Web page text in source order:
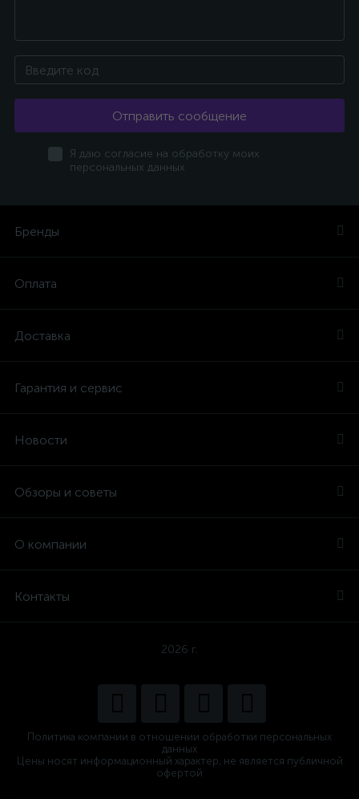
Отправить сообщение
Я даю согласие на обработку моих
персональных данных
Бренды
Оплата
Доставка
Гарантия и сервис
Новости
Обзоры и советы
О компании
Контакты
2026 г.
Политика компании в отношении обработки персональных
данных
Цены носят информационный характер, не является публичной
офертой